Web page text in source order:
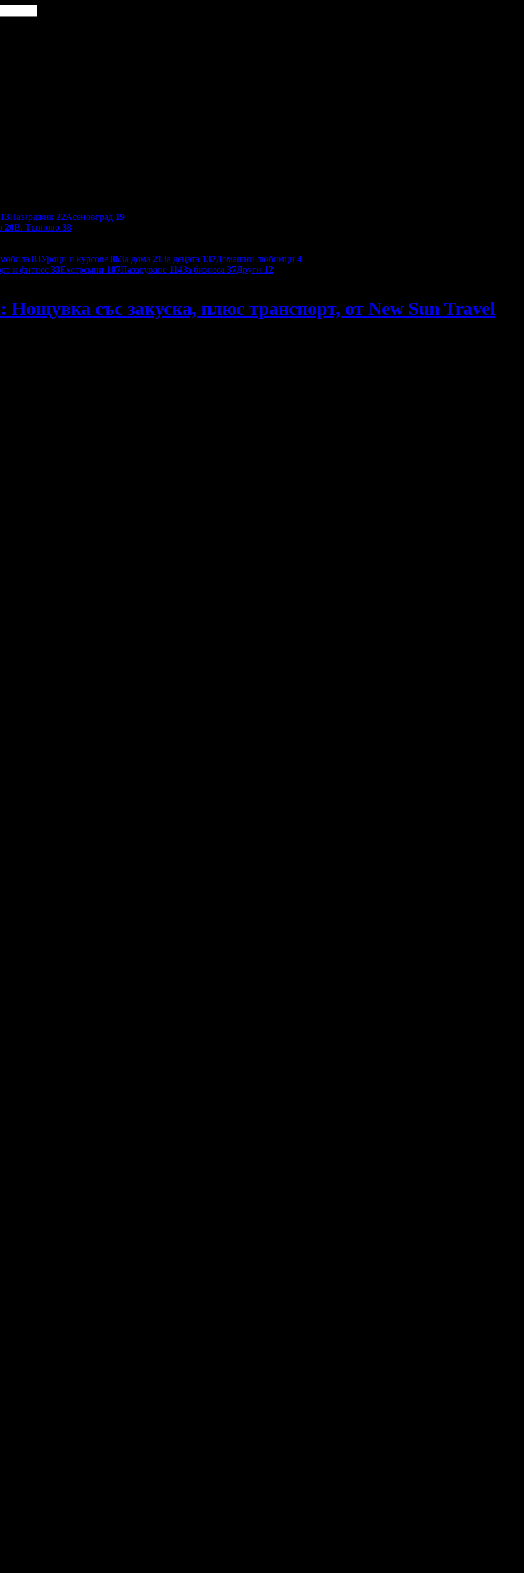
13Пазарджик 22Асеновград 19
20В. Търново 38
83Уроци и курсове 86За дома 21За децата 137Домашни любимци 4
и фитнес 33Екстремни 107Пазаруване 114За бизнеса 37Други 12
Нощувка със закуска, плюс транспорт, от New Sun Travel